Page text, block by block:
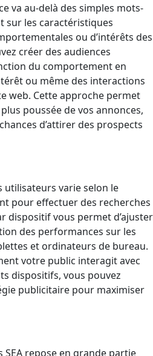
va au-delà des simples mots-
sur les caractéristiques
ou d’intérêts des
créer des audiences
du comportement en
ou même des interactions
web. Cette approche permet
poussée de vos annonces,
d’attirer des prospects
utilisateurs varie selon le
pour effectuer des recherches
dispositif vous permet d’ajuster
des performances sur les
et ordinateurs de bureau.
votre public interagit avec
dispositifs, vous pouvez
publicitaire pour maximiser
SEA repose en grande partie